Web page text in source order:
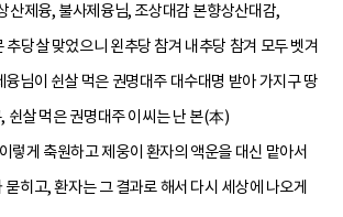
산제융, 불사제융님, 조상대감 본향상산대감,
당살 맞었으니 왼추당 참겨 내추당 참겨 모두 벳겨
융님이 쉰살 먹은 권명대주 대수대명 받아 가지구 땅
쉰살 먹은 권명대주 이씨는 난 본(本)
렇게 축원하고 제웅이 환자의 액운을 대신 맡아서
히고, 환자는 그 결과로 해서 다시 세상에 나오게